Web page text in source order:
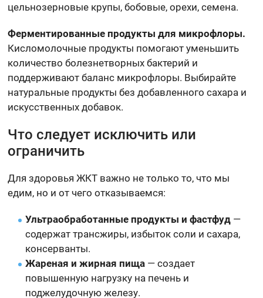
цельнозерновые крупы, бобовые, орехи, семена.
Ферментированные продукты для микрофлоры.
Кисломолочные продукты помогают уменьшить
количество болезнетворных бактерий и
поддерживают баланс микрофлоры. Выбирайте
натуральные продукты без добавленного сахара и
искусственных добавок.
Что следует исключить или
ограничить
Для здоровья ЖКТ важно не только то, что мы
едим, но и от чего отказываемся:
Ультраобработанные продукты и фастфуд —
содержат трансжиры, избыток соли и сахара,
консерванты.
Жареная и жирная пища — создает
повышенную нагрузку на печень и
поджелудочную железу.